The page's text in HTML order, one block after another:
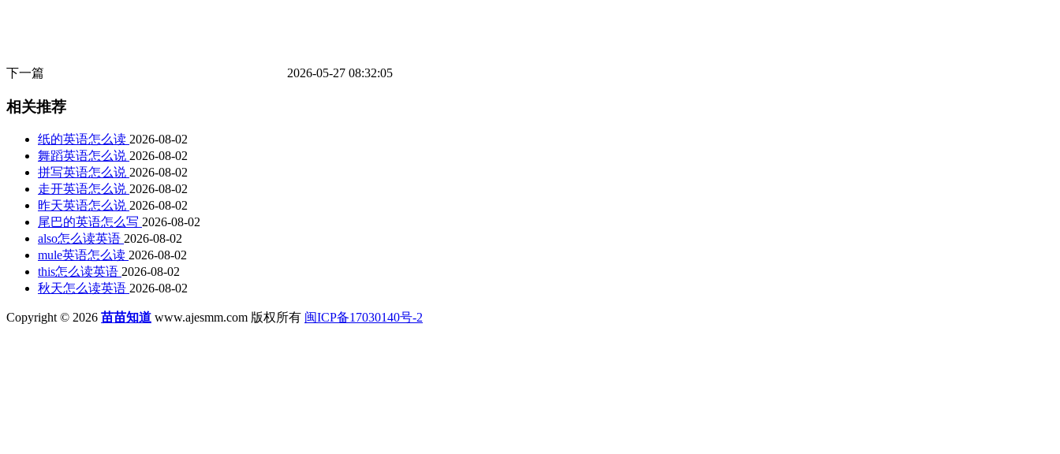
下一篇 2026-05-27 08:32:05
相关推荐
纸的英语怎么读 2026-08-02
舞蹈英语怎么说 2026-08-02
拼写英语怎么说 2026-08-02
走开英语怎么说 2026-08-02
昨天英语怎么说 2026-08-02
尾巴的英语怎么写 2026-08-02
also怎么读英语 2026-08-02
mule英语怎么读 2026-08-02
this怎么读英语 2026-08-02
秋天怎么读英语 2026-08-02
Copyright © 2026 苗苗知道 www.ajesmm.com 版权所有 闽ICP备17030140号-2